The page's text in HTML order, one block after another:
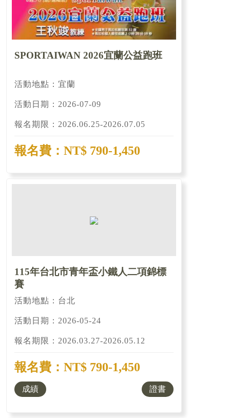
SPORTAIWAN 2026宜蘭公益跑班
活動地點：宜蘭
活動日期：2026-07-09
報名期限：2026.06.25-2026.07.05
報名費：NT$ 790-1,450
115年台北市青年盃小鐵人二項錦標
賽
活動地點：台北
活動日期：2026-05-24
報名期限：2026.03.27-2026.05.12
報名費：NT$ 790-1,450
成績 證書